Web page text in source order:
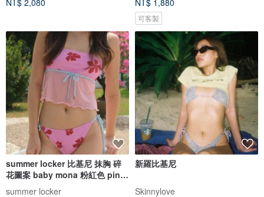
NT$ 2,080
NT$ 1,880
可客製
summer locker 比基尼 抹胸 碎
花圖案 baby mona 粉紅色 pink
summer locker
新羅比基尼
Skinnylove